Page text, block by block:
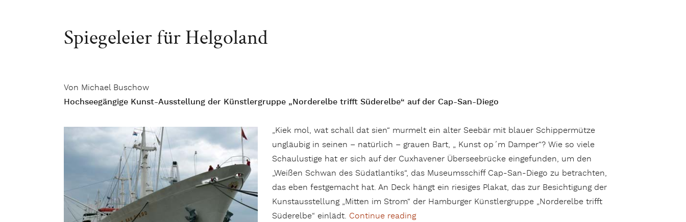
Spiegeleier für Helgoland
Von Michael Buschow
Hochseegängige Kunst-Ausstellung der Künstlergruppe „Norderelbe trifft Süderelbe“ auf der Cap-San-Diego
„Kiek mol, wat schall dat sien“ murmelt ein alter Seebär mit blauer Schippermütze
ungläubig in seinen – natürlich – grauen Bart, „ Kunst op´m Damper“? Wie so viele
Schaulustige hat er sich auf der Cuxhavener Überseebrücke eingefunden, um den
„Weißen Schwan des Südatlantiks“, das Museumsschiff Cap-San-Diego zu betrachten,
das eben festgemacht hat. An Deck hängt ein riesiges Plakat, das zur Besichtigung der
Kunstausstellung „Mitten im Strom“ der Hamburger Künstlergruppe „Norderelbe trifft
Süderelbe“ einlädt. Continue reading„Spiegeleier für Helgoland“